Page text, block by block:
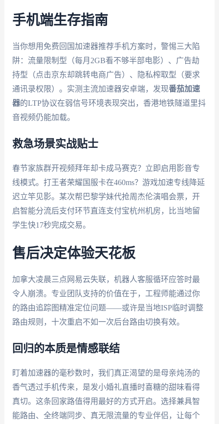
手机端生存指南
当你想用免费回国加速器推荐手机方案时，警惕三大陷
阱：流量限制型（每月2GB看不够半部电影）、广告劫
持型（点击京东却跳转电商广告）、隐私榨取型（要求
通讯录权限）。实测主流加速器安卓端，发现番茄加速
器的LTP协议在弱信号环境表现突出，香港地铁隧道里抖
音视频仍能加载。
救急场景实战贴士
春节家族群开视频拜年却卡成马赛克？立即启用影音专
线模式。打王者荣耀国服卡在460ms？游戏加速专线降延
迟立竿见影。某次帮巴黎学妹代抢周杰伦演唱会票，开
启智能分流后支付环节直连支付宝杭州机房，比当地留
学生快17秒完成交易。
售后决定体验天花板
加拿大凌晨三点网易云失联，机器人客服循环应答时最
令人崩溃。专业团队支持的价值在于，工程师能通过你
的路由追踪图精准定位问题——或许是当地ISP临时调整
路由规则，十次重启不如一次后台路由切换有效。
回归的本质是情感联结
盯着加速器的毫秒数时，我们真正渴望的是母亲炖汤的
香气透过手机传来，是发小婚礼直播时喜糖的甜味看得
真切。这条回家路值得用最好的方式开启。选择兼具智
能路由、全终端同步、真无限流量的专业伴侣，让每个